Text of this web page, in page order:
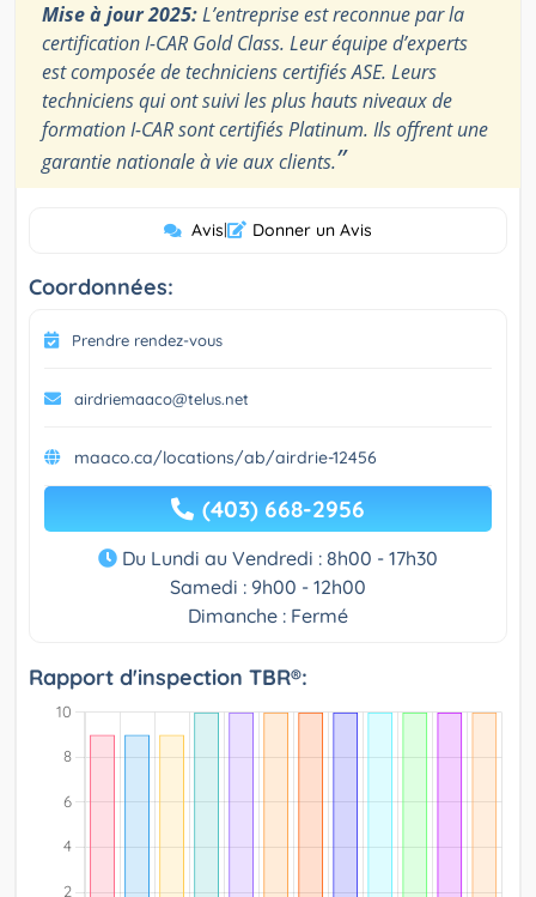
Mise à jour 2025:L’entreprise est reconnue par la
certification I-CAR Gold Class. Leur équipe d’experts
est composée de techniciens certifiés ASE. Leurs
techniciens qui ont suivi les plus hauts niveaux de
formation I-CAR sont certifiés Platinum. Ils offrent une
garantie nationale à vie aux clients.”
Avis| Donner un Avis
Coordonnées:
Prendre rendez-vous
airdriemaaco@telus.net
maaco.ca/locations/ab/airdrie-12456
(403) 668-2956
Du Lundi au Vendredi : 8h00 - 17h30
Samedi : 9h00 - 12h00
Dimanche : Fermé
Rapport d'inspection TBR®: